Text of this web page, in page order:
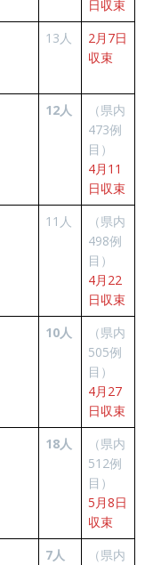
日収束
13人
2月7日
収束
12人
（県内
473例
目）
4月11
日収束
11人
（県内
498例
目）
4月22
日収束
10人
（県内
505例
目）
4月27
日収束
18人
（県内
512例
目）
5月8日
収束
7人
（県内